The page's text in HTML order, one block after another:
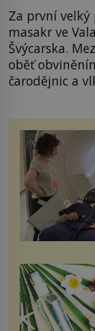
Za první velký
masakr ve
Švýcarska.
oběť
čarodějnic a